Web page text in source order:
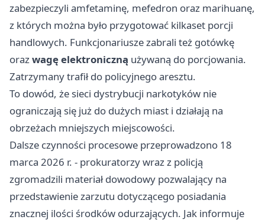
zabezpieczyli amfetaminę, mefedron oraz marihuanę,
z których można było przygotować kilkaset porcji
handlowych. Funkcjonariusze zabrali też gotówkę
orazwagę elektroniczną używaną do porcjowania.
Zatrzymany trafił do policyjnego aresztu.
To dowód, że sieci dystrybucji narkotyków nie
ograniczają się już do dużych miast i działają na
obrzeżach mniejszych miejscowości.
Dalsze czynności procesowe przeprowadzono 18
marca 2026 r. - prokuratorzy wraz z policją
zgromadzili materiał dowodowy pozwalający na
przedstawienie zarzutu dotyczącego posiadania
znacznej ilości środków odurzających. Jak informuje